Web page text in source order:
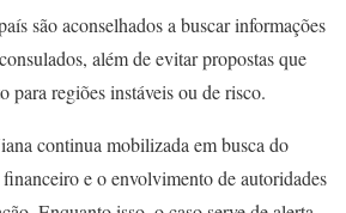
são aconselhados a buscar informações
além de evitar propostas que
para regiões instáveis ou de risco.
continua mobilizada em busca do
e o envolvimento de autoridades